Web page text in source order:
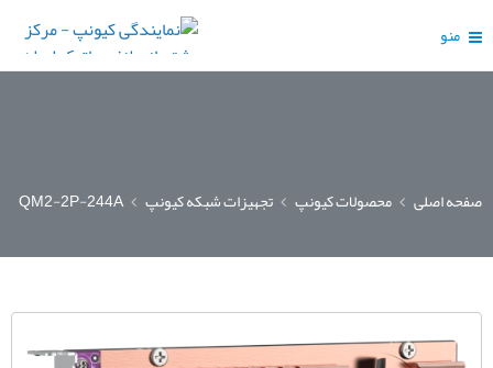
منو
صفحه اصلی محصولات کیونپ تجهیزات شبکه کیونپ QM2-2P-244A